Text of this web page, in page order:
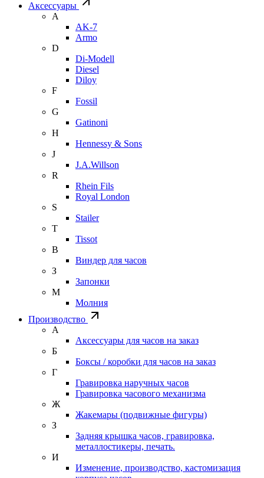
Аксессуары
A
AK-7
Armo
D
Di-Modell
Diesel
Diloy
F
Fossil
G
Gatinoni
H
Hennessy & Sons
J
J.A.Willson
R
Rhein Fils
Royal London
S
Stailer
T
Tissot
В
Виндер для часов
З
Запонки
М
Молния
Производство
А
Аксессуары для часов на заказ
Б
Боксы / коробки для часов на заказ
Г
Гравировка наручных часов
Гравировка часового механизма
Ж
Жакемары (подвижные фигуры)
З
Задняя крышка часов, гравировка,
металлостикеры, печать.
И
Изменение, производство, кастомизация